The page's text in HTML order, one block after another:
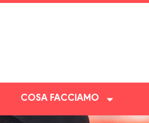
COSA FACCIAMO